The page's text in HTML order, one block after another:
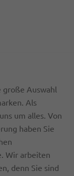
Auswahl
Als
um alles. Von
haben Sie
Wir arbeiten
denn Sie sind